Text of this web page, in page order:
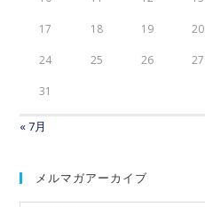
17 18 19 20
24 25 26 27
31
« 7月
メルマガアーカイブ